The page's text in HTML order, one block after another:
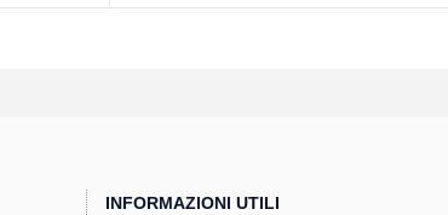
INFORMAZIONI UTILI